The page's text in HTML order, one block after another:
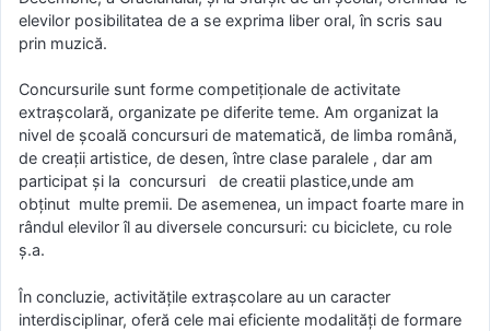
elevilor posibilitatea de a se exprima liber oral, în scris sau
prin muzică.
Concursurile sunt forme competiţionale de activitate
extraşcolară, organizate pe diferite teme. Am organizat la
nivel de şcoală concursuri de matematică, de limba română,
de creaţii artistice, de desen, între clase paralele , dar am
participat şi la concursuri de creatii plastice,unde am
obținut multe premii. De asemenea, un impact foarte mare in
rândul elevilor îl au diversele concursuri: cu biciclete, cu role
ș.a.
În concluzie, activitățile extrașcolare au un caracter
interdisciplinar, oferă cele mai eficiente modalități de formare